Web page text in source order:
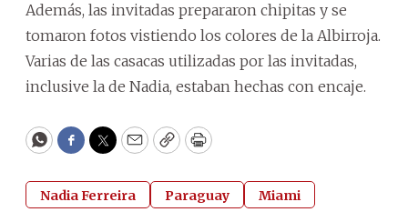
Además, las invitadas prepararon chipitas y se
tomaron fotos vistiendo los colores de la Albirroja.
Varias de las casacas utilizadas por las invitadas,
inclusive la de Nadia, estaban hechas con encaje.
WhatsApp
Facebook
Twitter
EmailCopyPrint
Nadia Ferreira Paraguay Miami